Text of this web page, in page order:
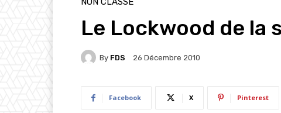
Le Lockwood de la
By FDS 26 Décembre 2010
Facebook X Pinterest